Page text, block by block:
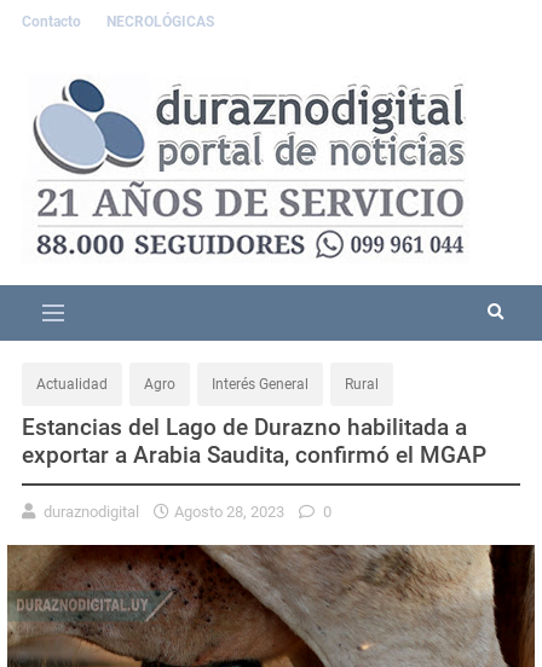
Contacto NECROLÓGICAS
Actualidad Agro Interés General Rural
Estancias del Lago de Durazno habilitada a
exportar a Arabia Saudita, confirmó el MGAP
duraznodigital Agosto 28, 2023 0